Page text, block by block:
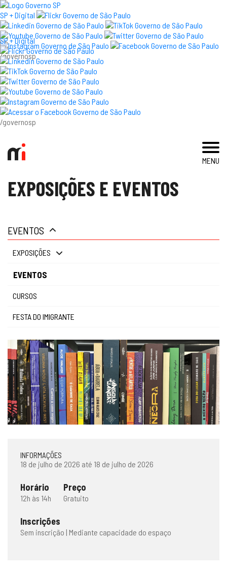
SP + Digital
/governosp
SP + Digital
/governosp
MENU
×
visite
exposições e eventos
acervo e pesquisa
museu
gestão
EXPOSIÇÕES E EVENTOS
EVENTOS
EXPOSIÇÕES
EVENTOS
CURSOS
FESTA DO IMIGRANTE
INFORMAÇÕES
18 de julho de 2026 até 18 de julho de 2026
Horário
12h às 14h
Preço
Gratuito
Inscrições
Sem inscrição | Mediante capacidade do espaço